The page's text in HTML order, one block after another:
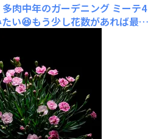
多肉中年のガーデニング ミーテ4
い😆もう少し花数があれば最高